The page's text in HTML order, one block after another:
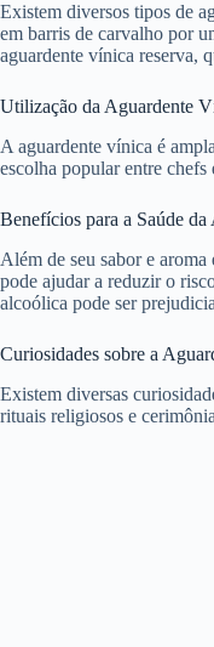
Existem diversos tipos de
em barris de carvalho por
aguardente vínica reserva,
Utilização da Aguardente
A aguardente vínica é
escolha popular entre
Benefícios para a Saúde
Além de seu sabor e
pode ajudar a reduzir o
alcoólica pode ser
Curiosidades sobre a
Existem diversas
rituais religiosos e